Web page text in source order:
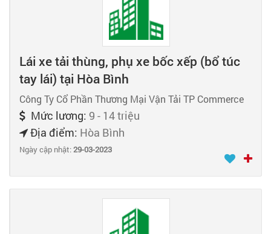
Lái xe tải thùng, phụ xe bốc xếp (bổ túc
tay lái) tại Hòa Bình
Công Ty Cổ Phần Thương Mại Vận Tải TP Commerce
Mức lương: 9 - 14 triệu
Địa điểm: Hòa Bình
Ngày cập nhật:29-03-2023